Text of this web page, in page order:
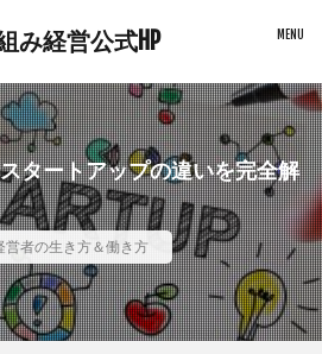
タートアップの違いを完全解
営者の生き方＆働き方